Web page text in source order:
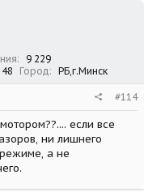
9 229
48 Город РБ,г.Минск
#114
если все
ни лишнего
режиме, а не